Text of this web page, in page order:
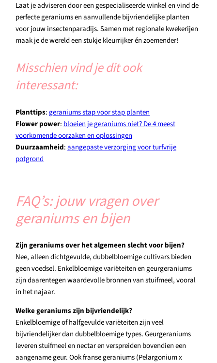
Laat je adviseren door een gespecialiseerde winkel en vind de
perfecte geraniums en aanvullende bijvriendelijke planten
voor jouw insectenparadijs. Samen met regionale kwekerijen
maak je de wereld een stukje kleurrijker én zoemender!
Misschien vind je dit ook
interessant:
Planttips: geraniums stap voor stap planten
Flower power: bloeien je geraniums niet? De 4 meest
voorkomende oorzaken en oplossingen
Duurzaamheid:aangepaste verzorging voor turfvrije
potgrond
FAQ’s: jouw vragen over
geraniums en bijen
Zijn geraniums over het algemeen slecht voor bijen?
Nee, alleen dichtgevulde, dubbelbloemige cultivars bieden
geen voedsel. Enkelbloemige variëteiten en geurgeraniums
zijn daarentegen waardevolle bronnen van stuifmeel, vooral
in het najaar.
Welke geraniums zijn bijvriendelijk?
Enkelbloemige of halfgevulde variëteiten zijn veel
bijvriendelijker dan dubbelbloemige types. Geurgeraniums
leveren stuifmeel en nectar en verspreiden bovendien een
aangename geur. Ook franse geraniums (Pelargonium x